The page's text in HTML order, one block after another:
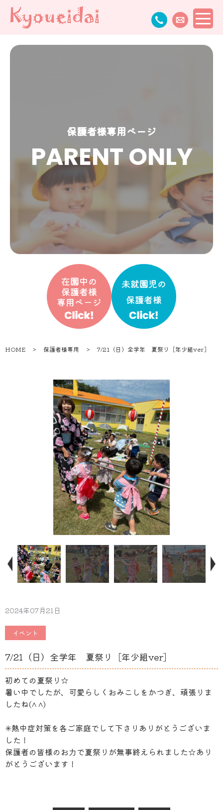
保護者様専用ページ
PARENT ONLY
HOME ＞ 保護者様専用 ＞ 7/21（日）全学年 夏祭り［年少組ver］
2024年07月21日
イベント
7/21（日）全学年 夏祭り［年少組ver］
初めての夏祭り☆
暑い中でしたが、可愛らしくおみこしをかつぎ、頑張りま
したね(^ ^)
✳︎熱中症対策を各ご家庭でして下さりありがとうございま
した！
保護者の皆様のお力で夏祭りが無事終えられました☆あり
がとうございます！